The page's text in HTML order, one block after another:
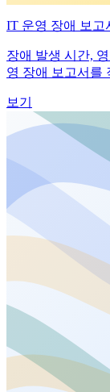
IT 운영 장애 보고
장애 발생 시간,
영 장애 보고서를
보기